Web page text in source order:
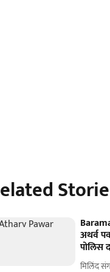
अथर्व
पोलिस
मिलिंद